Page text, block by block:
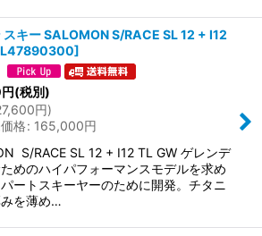
スキー SALOMON S/RACE SL 12 + I12
L47890300]
円(税別)
円)
格: 165,000円
S/RACE SL 12 + I12 TL GW ゲレンデ
めのハイパフォーマンスモデルを求め
ートスキーヤーのために開発。チタニ
を薄め…